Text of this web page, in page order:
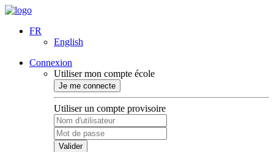
FR
English
Connexion
Utiliser mon compte école
Je me connecte
Utiliser un compte provisoire
Valider